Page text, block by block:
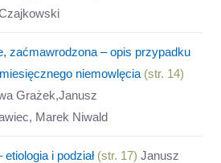
zaćmawrodzona – opis przypadku
niemowlęcia (str. 14)
Grażek,Janusz
Marek Niwald
i podział(str. 17) Janusz